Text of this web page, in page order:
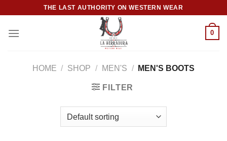
content
THE LAST AUTHORITY ON WESTERN WEAR
0
HOME / SHOP / MEN'S / MEN'S BOOTS
FILTER